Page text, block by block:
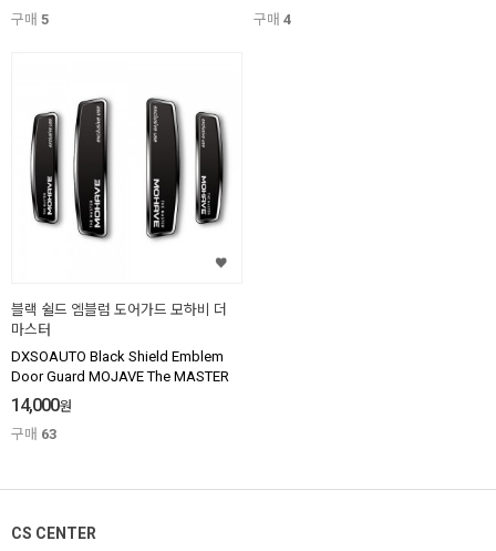
구매 5
구매 4
블랙 쉴드 엠블럼 도어가드 모하비 더
마스터
DXSOAUTO Black Shield Emblem
Door Guard MOJAVE The MASTER
14,000원
구매 63
CS CENTER